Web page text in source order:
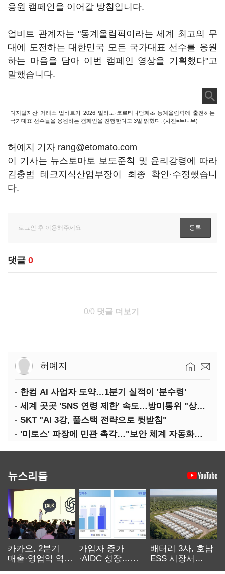
응원 캠페인을 이어갈 방침입니다.
업비트 관계자는 "동계올림픽이라는 세계 최고의 무
대에 도전하는 대한민국 모든 국가대표 선수를 응원
하는 마음을 담아 이번 캠페인 영상을 기획했다"고
말했습니다.
디지털자산 거래소 업비트가 2026 밀라노·코르티나담페초 동계올림픽에 출전하는
국가대표 선수들을 응원하는 캠페인을 진행한다고 3일 밝혔다. (사진=두나무)
허예지 기자 rang@etomato.com
이 기사는 뉴스토마토 보도준칙 및 윤리강령에 따라
김충범 테크지식산업부장이 최종 확인·수정했습니
다.
댓글 0
0/0 댓글 더보기
허예지
한컴 AI 사업자 도약…1분기 실적이 '분수령'
세계 곳곳 'SNS 연령 제한' 속도…방미통위 "상반기 중 의견수렴"
SKT "AI 3강, 풀스택 전략으로 뒷받침"
'미토스' 파장에 민관 촉각…"보안 체계 자동화로 대응해야"
뉴스리듬
카카오, 2분기
매출·영업익 역대
가입자 증가
·AIDC 성장…
배터리 3사, 호남
ESS 시장서